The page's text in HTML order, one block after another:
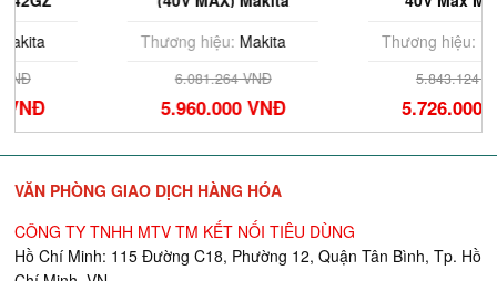
Pin & Sạc)
Thương hiệu:Makita
6.081.264 VNĐ
5.960.000 VNĐ
Pin & Sạc)
Thương hiệu:Makita
5.843.124 VNĐ
5.726.000 VNĐ
VĂN PHÒNG GIAO DỊCH HÀNG HÓA
CÔNG TY TNHH MTV TM KẾT NỐI TIÊU DÙNG
Hồ Chí Minh: 115 Đường C18, Phường 12, Quận Tân Bình, Tp. Hồ